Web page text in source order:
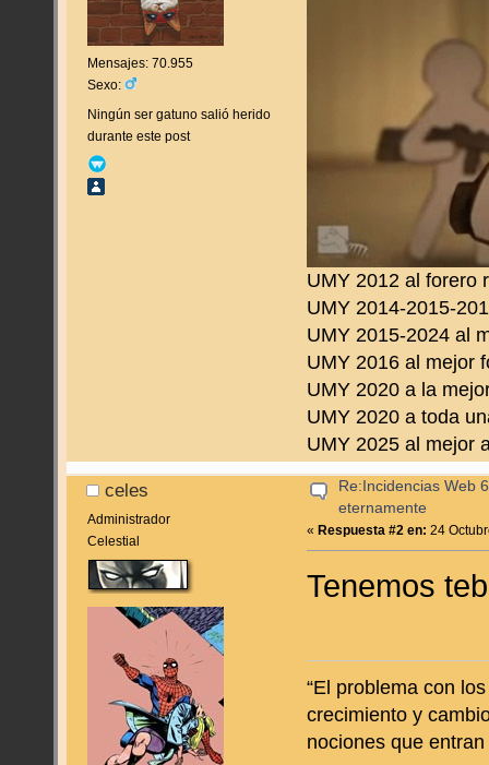
Mensajes: 70.955
Sexo:
Ningún ser gatuno salió herido
durante este post
UMY 2012 al forero
UMY 2014-2015-
UMY 2015-2024 al
UMY 2016 al mejor
UMY 2020 a la
UMY 2020 a toda
UMY 2025 al mejor
celes
Administrador
Celestial
Re:Incidencias Web
eternamente
« Respuesta #2 en: 24
Tenemos
“El problema con
crecimiento y
nociones que